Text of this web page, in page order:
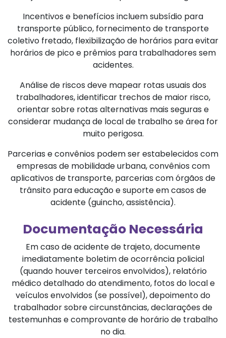
Incentivos e benefícios incluem subsídio para
transporte público, fornecimento de transporte
coletivo fretado, flexibilização de horários para evitar
horários de pico e prêmios para trabalhadores sem
acidentes.
Análise de riscos deve mapear rotas usuais dos
trabalhadores, identificar trechos de maior risco,
orientar sobre rotas alternativas mais seguras e
considerar mudança de local de trabalho se área for
muito perigosa.
Parcerias e convênios podem ser estabelecidos com
empresas de mobilidade urbana, convênios com
aplicativos de transporte, parcerias com órgãos de
trânsito para educação e suporte em casos de
acidente (guincho, assistência).
Documentação Necessária
Em caso de acidente de trajeto, documente
imediatamente boletim de ocorrência policial
(quando houver terceiros envolvidos), relatório
médico detalhado do atendimento, fotos do local e
veículos envolvidos (se possível), depoimento do
trabalhador sobre circunstâncias, declarações de
testemunhas e comprovante de horário de trabalho
no dia.